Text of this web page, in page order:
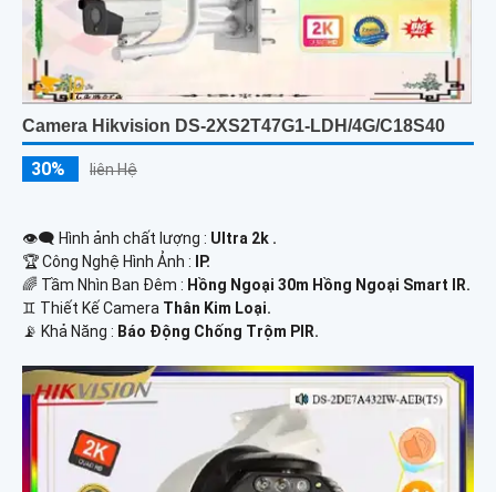
Camera Hikvision DS-2XS2T47G1-LDH/4G/C18S40
30% liên Hệ
👁️‍🗨 Hình ảnh chất lượng : Ultra 2k .
🏆 Công Nghệ Hình Ảnh : IP.
🌈 Tầm Nhìn Ban Đêm : Hồng Ngoại 30m Hồng Ngoại Smart IR.
♊ Thiết Kế Camera Thân Kim Loại.
️📡 Khả Năng : Báo Động Chống Trộm PIR.